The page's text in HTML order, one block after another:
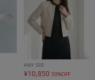
ANY SIS
¥10,85050%OFF